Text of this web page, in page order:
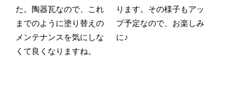
た。
陶器瓦なので、これ
までのように塗り替えの
メンテナンスを気にしな
くて良くなりますね。
ります。 その様子もアッ
プ予定なので、お楽しみ
に♪